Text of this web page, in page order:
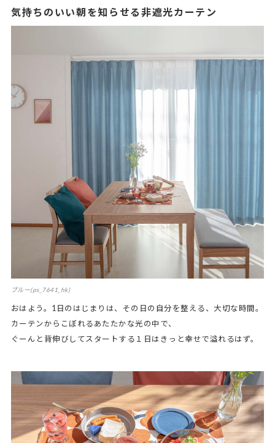
気持ちのいい朝を知らせる非遮光カーテン
ブルー(ps_7641_hk)
おはよう。1日のはじまりは、その日の自分を整える、大切な時間。
カーテンからこぼれるあたたかな光の中で、
ぐーんと背伸びしてスタートする１日はきっと幸せで溢れるはず。